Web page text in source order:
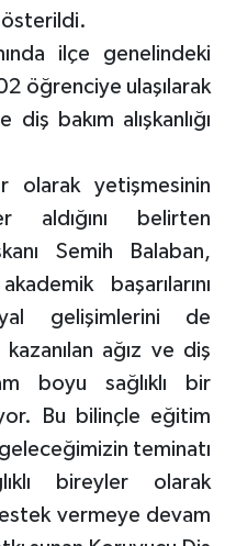
ilçe genelindeki
öğrenciye ulaşılarak
diş bakım alışkanlığı
olarak yetişmesinin
aldığını belirten
Semih Balaban,
başarılarını
gelişimlerini de
ağız ve diş
boyu sağlıklı bir
Bu bilinçle eğitim
geleceğimizin teminatı
bireyler olarak
vermeye devam